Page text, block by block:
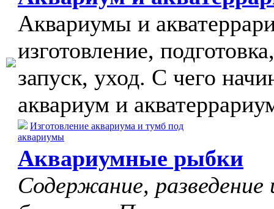
Аквариумы и
изготовление, подготовка,
запуск, уход. С чего
аквариум и
Изготовление аквариума и тумб под
аквариумы
Аквариумные рыбки
Содержание, разведение